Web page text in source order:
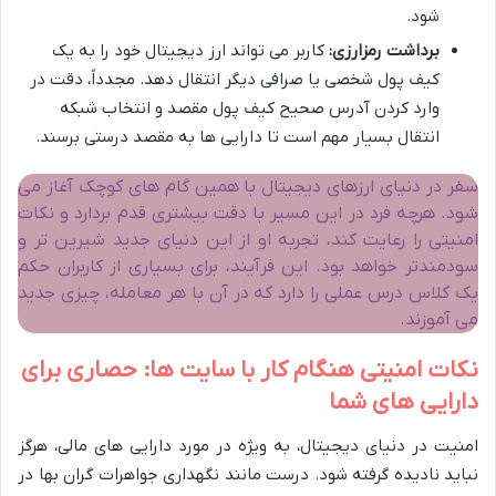
شود.
برداشت رمزارزی: کاربر می تواند ارز دیجیتال خود را به یک
کیف پول شخصی یا صرافی دیگر انتقال دهد. مجدداً، دقت در
وارد کردن آدرس صحیح کیف پول مقصد و انتخاب شبکه
انتقال بسیار مهم است تا دارایی ها به مقصد درستی برسند.
سفر در دنیای ارزهای دیجیتال با همین گام های کوچک آغاز می
شود. هرچه فرد در این مسیر با دقت بیشتری قدم بردارد و نکات
امنیتی را رعایت کند، تجربه او از این دنیای جدید شیرین تر و
سودمندتر خواهد بود. این فرآیند، برای بسیاری از کاربران حکم
یک کلاس درس عملی را دارد که در آن با هر معامله، چیزی جدید
می آموزند.
نکات امنیتی هنگام کار با سایت ها: حصاری برای
دارایی های شما
امنیت در دنیای دیجیتال، به ویژه در مورد دارایی های مالی، هرگز
نباید نادیده گرفته شود. درست مانند نگهداری جواهرات گران بها در